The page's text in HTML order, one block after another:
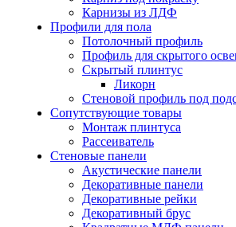
Карнизы из ЛДФ
Профили для пола
Потолочный профиль
Профиль для скрытого
Скрытый плинтус
Ликорн
Стеновой профиль под
Сопутствующие товары
Монтаж плинтуса
Рассеиватель
Стеновые панели
Акустические панели
Декоративные панели
Декоративные рейки
Декоративный брус